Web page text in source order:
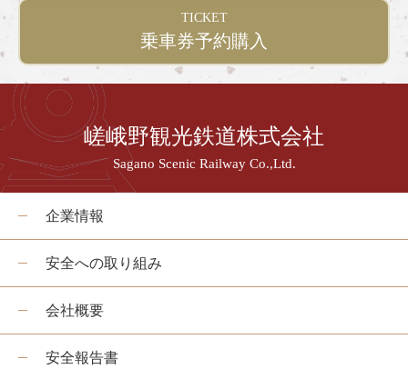
TICKET
乗車券予約購入
嵯峨野観光鉄道株式会社
Sagano Scenic Railway Co.,Ltd.
企業情報
安全への取り組み
会社概要
安全報告書